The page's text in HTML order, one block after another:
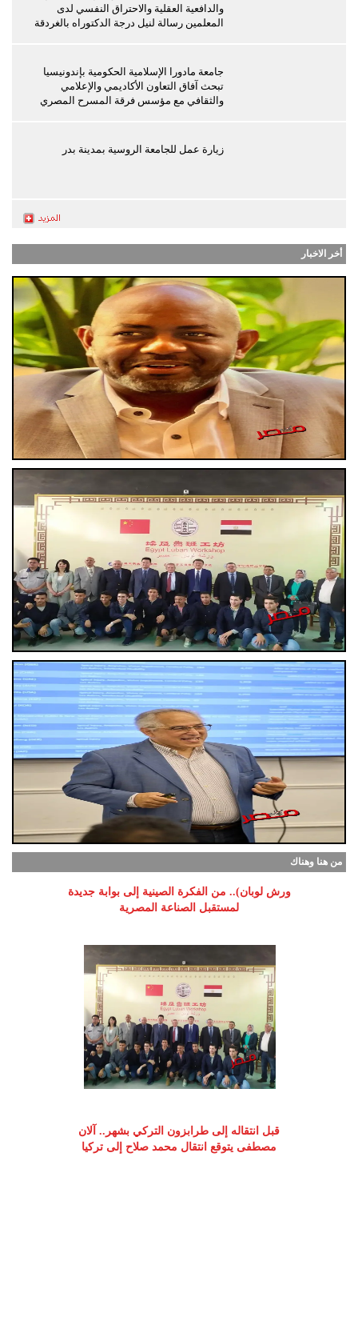
والدافعية العقلية والاحتراق النفسي لدى
المعلمين رسالة لنيل درجة الدكتوراه بالغردقة
جامعة مادورا الإسلامية الحكومية بإندونيسيا
تبحث آفاق التعاون الأكاديمي والإعلامي
والثقافي مع مؤسس فرقة المسرح المصري
زيارة عمل للجامعة الروسية بمدينة بدر
أخر الاخبار
من هنا وهناك
ورش لوبان).. من الفكرة الصينية إلى بوابة جديدة
لمستقبل الصناعة المصرية
قبل انتقاله إلى طرابزون التركي بشهر.. آلان
مصطفى يتوقع انتقال محمد صلاح إلى تركيا